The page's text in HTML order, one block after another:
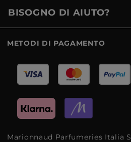
BISOGNO DI AIUTO?
METODI DI PAGAMENTO
Marionnaud Parfumeries Italia